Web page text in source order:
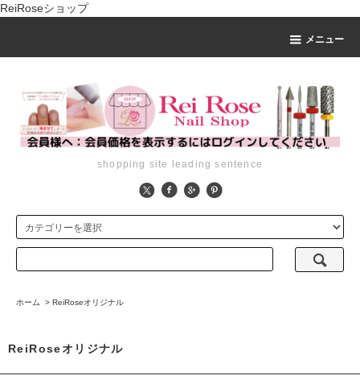
ReiRoseショップ
メニュー
shopping site leading sentence
ホーム > ReiRoseオリジナル
ReiRoseオリジナル